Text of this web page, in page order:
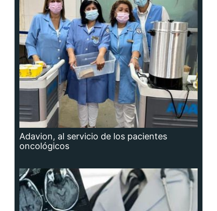
Adavion, al servicio de los pacientes
oncológicos